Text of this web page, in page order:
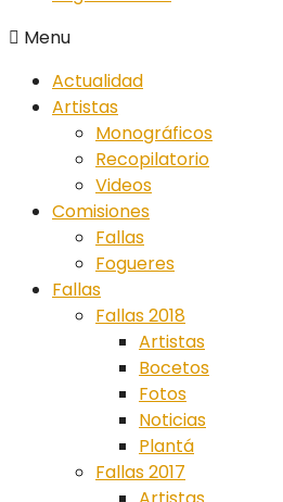
Menu
Actualidad
Artistas
Monográficos
Recopilatorio
Videos
Comisiones
Fallas
Fogueres
Fallas
Fallas 2018
Artistas
Bocetos
Fotos
Noticias
Plantá
Fallas 2017